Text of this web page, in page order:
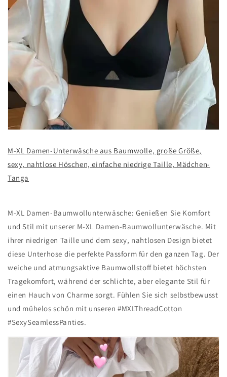
M-XL Damen-Unterwäsche aus Baumwolle, große Größe,
sexy, nahtlose Höschen, einfache niedrige Taille, Mädchen-
Tanga
M-XL Damen-Baumwollunterwäsche: Genießen Sie Komfort
und Stil mit unserer M-XL Damen-Baumwollunterwäsche. Mit
ihrer niedrigen Taille und dem sexy, nahtlosen Design bietet
diese Unterhose die perfekte Passform für den ganzen Tag. Der
weiche und atmungsaktive Baumwollstoff bietet höchsten
Tragekomfort, während der schlichte, aber elegante Stil für
einen Hauch von Charme sorgt. Fühlen Sie sich selbstbewusst
und mühelos schön mit unseren #MXLThreadCotton
#SexySeamlessPanties.